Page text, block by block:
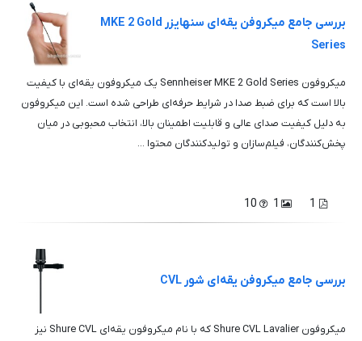
بررسی جامع میکروفن یقه‌ای سنهایزر MKE 2 Gold
Series
میکروفون Sennheiser MKE 2 Gold Series یک میکروفون یقه‌ای با کیفیت
بالا است که برای ضبط صدا در شرایط حرفه‌ای طراحی شده است. این میکروفون
به دلیل کیفیت صدای عالی و قابلیت اطمینان بالا، انتخاب محبوبی در میان
پخش‌کنندگان، فیلم‌سازان و تولیدکنندگان محتوا ...
1
1
10
بررسی جامع میکروفن یقه‌ای شور CVL
میکروفون Shure CVL Lavalier که با نام میکروفون یقه‌ای Shure CVL نیز